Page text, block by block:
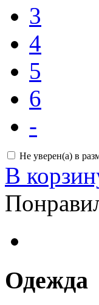
3
4
5
6
-
Не уверен(а) в
В
Одежда